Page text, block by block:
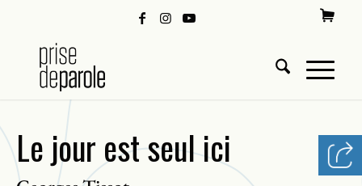
Le jour est seul ici